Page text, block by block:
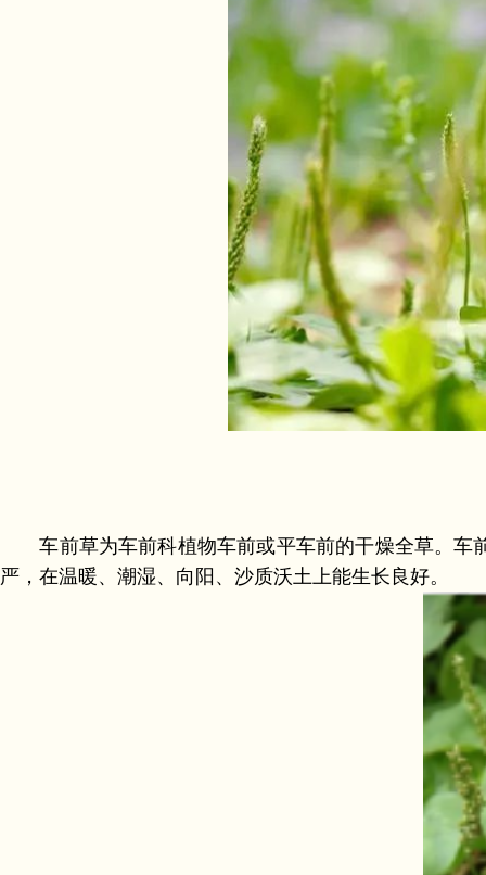
车前草为车前科植物车前或平车前的干燥全草。车
严，在温暖、潮湿、向阳、沙质沃土上能生长良好。